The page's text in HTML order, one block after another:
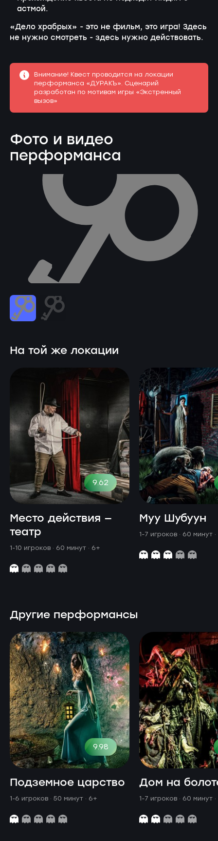
астмой.
«Дело храбрых» - это не фильм, это игра! Здесь
не нужно смотреть - здесь нужно действовать.
Внимание! Квест проводится на локации
перформанса «ДУРАКЪ». Сценарий
разработан по мотивам игры «Экстренный
вызов»
Фото и видео
перформанса
На той же локации
9.62
Место действия —
театр
1-10 игроков · 60 минут · 6+
Муу Шубуун
1-7 игроков · 60 минут
Другие перформансы
9.98
Подземное царство
1-6 игроков · 50 минут · 6+
Дом на
1-7 игроков · 60 минут